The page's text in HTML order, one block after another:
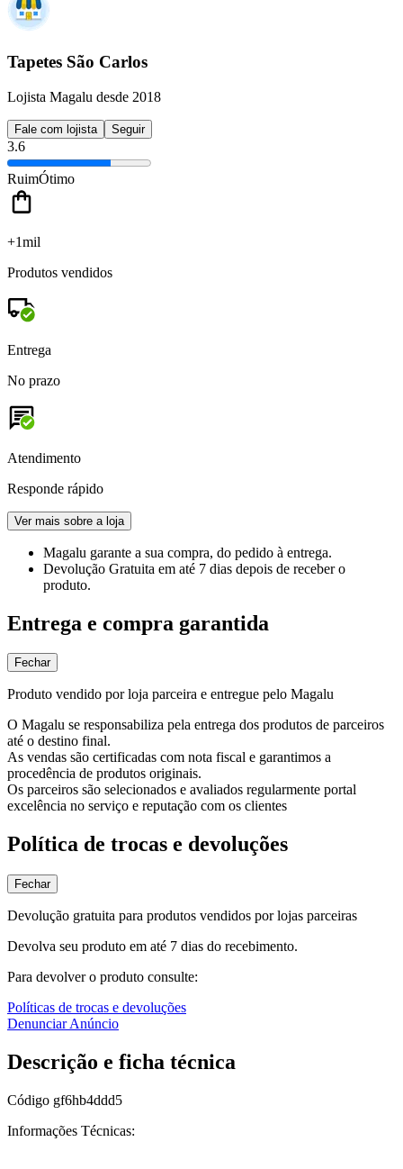
Tapetes São Carlos
Lojista Magalu desde 2018
Fale com lojista Seguir
3.6
RuimÓtimo
+1mil
Produtos vendidos
Entrega
No prazo
Atendimento
Responde rápido
Ver mais sobre a loja
Magalu garante a sua compra, do pedido à entrega.
Devolução Gratuita em até 7 dias depois de receber o
produto.
Entrega e compra garantida
Fechar
Produto vendido por loja parceira e entregue pelo Magalu
O Magalu se responsabiliza pela entrega dos produtos de parceiros
até o destino final.
As vendas são certificadas com nota fiscal e garantimos a
procedência de produtos originais.
Os parceiros são selecionados e avaliados regularmente portal
excelência no serviço e reputação com os clientes
Política de trocas e devoluções
Fechar
Devolução gratuita para produtos vendidos por lojas parceiras
Devolva seu produto em até 7 dias do recebimento.
Para devolver o produto consulte:
Políticas de trocas e devoluções
Denunciar Anúncio
Descrição e ficha técnica
Código gf6hb4ddd5
Informações Técnicas: